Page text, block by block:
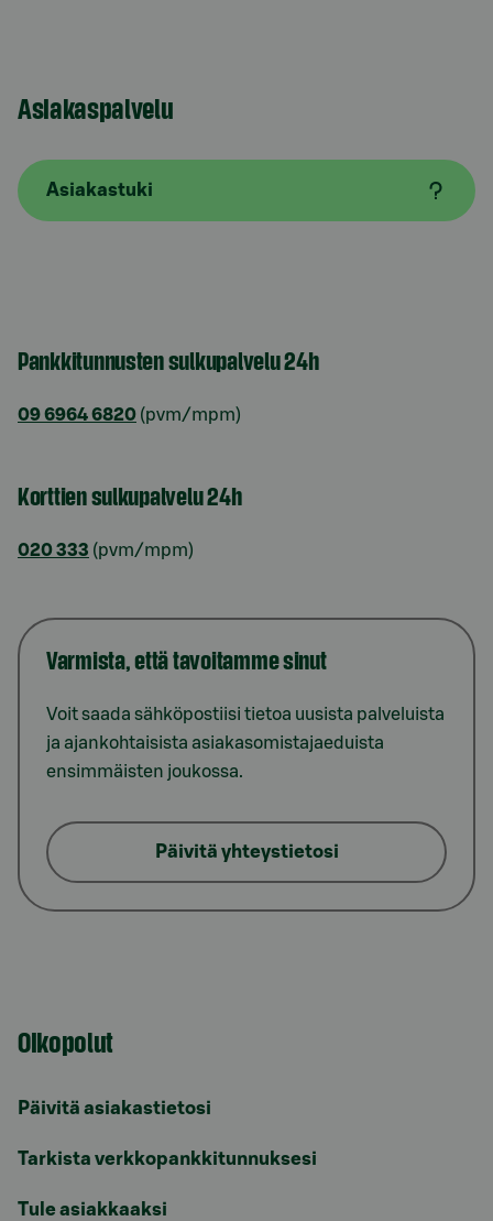
Asiakaspalvelu
Asiakastuki
Pankkitunnusten sulkupalvelu 24h
09 6964 6820 (pvm/mpm)
Korttien sulkupalvelu 24h
020 333 (pvm/mpm)
Varmista, että tavoitamme sinut
Voit saada sähköpostiisi tietoa uusista palveluista
ja ajankohtaisista asiakasomistajaeduista
ensimmäisten joukossa.
Päivitä yhteystietosi
Oikopolut
Päivitä asiakastietosi
Tarkista verkkopankkitunnuksesi
Tule asiakkaaksi